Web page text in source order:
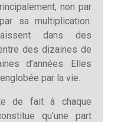
non par
sa multiplication.
dans des
des dizaines de
d’années. Elles
par la vie.
de fait à chaque
qu’une part